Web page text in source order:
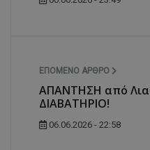
ΕΠΌΜΕΝΟ ΆΡΘΡΟ
ΑΠΑΝΤΗΣΗ από
ΔΙΑΒΑΤΗΡΙΟ!
06.06.2026 - 22:58